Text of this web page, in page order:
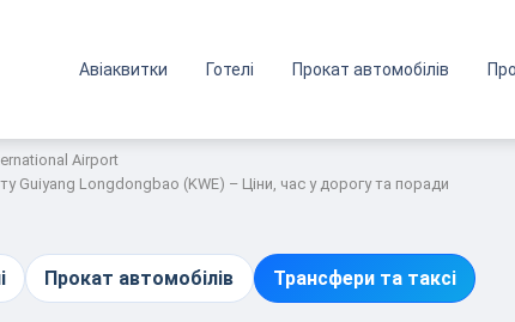
Авіаквитки Готелі Прокат автомобілів
Airport
Guiyang Longdongbao (KWE) – Ціни, час у дорогу та поради
Прокат автомобілів Трансфери та таксі